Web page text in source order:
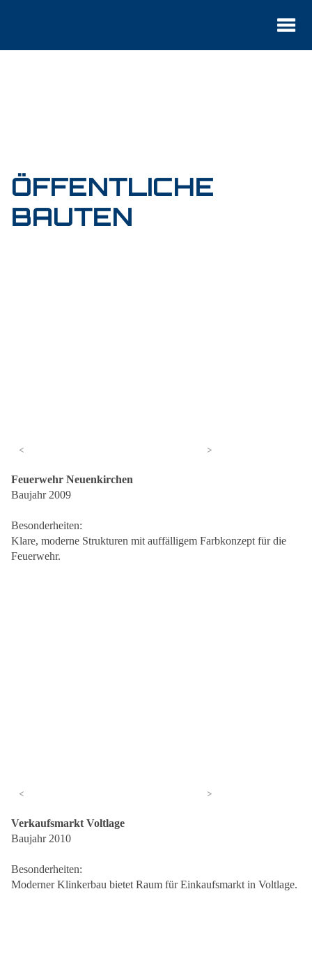
ÖFFENTLICHE
BAUTEN
< >
Feuerwehr Neuenkirchen
Baujahr 2009
Besonderheiten:
Klare, moderne Strukturen mit auffälligem Farbkonzept für die
Feuerwehr.
< >
Verkaufsmarkt Voltlage
Baujahr 2010
Besonderheiten:
Moderner Klinkerbau bietet Raum für Einkaufsmarkt in Voltlage.